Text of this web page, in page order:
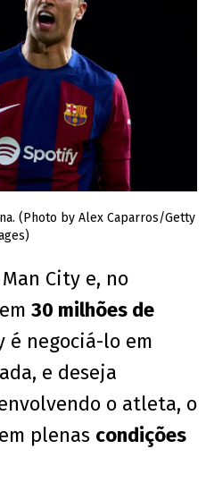
(Photo by Alex Caparros/Getty
City e, no
30 milhões de
é negociá-lo em
e deseja
o atleta, o
plenas condições